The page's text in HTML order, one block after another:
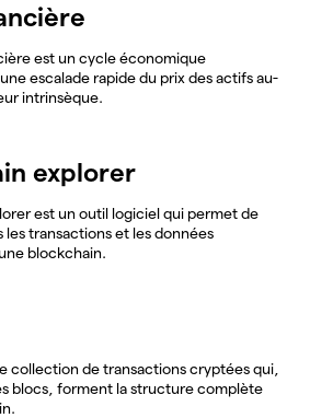
est un cycle économique
escalade rapide du prix des actifs au-
intrinsèque.
explorer
est un outil logiciel qui permet de
les transactions et les données
blockchain.
collection de transactions cryptées qui,
blocs, forment la structure complète